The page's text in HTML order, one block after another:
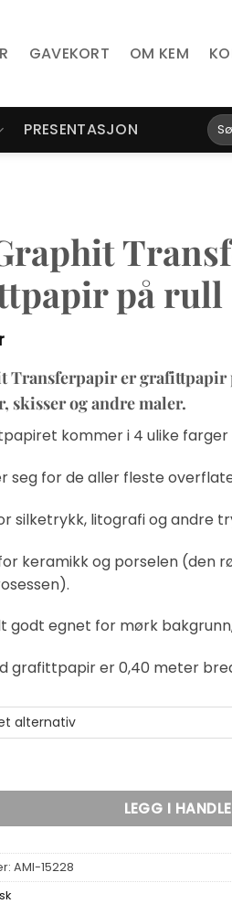
GAVEKORT OM KEM
PRESENTASJON
Søk
etter:
på rull
Transferpapir er
skisser og andre maler.
kommer i 4 ulike
seg for de aller fleste
silketrykk, litografi og andre
keramikk og porselen (den
godt egnet for mørk
grafittpapir er 0,40 meter
Grafittpapir på rull
LEGG I
AMI-15228